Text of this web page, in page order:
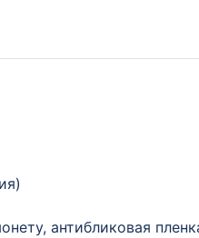
антибликовая